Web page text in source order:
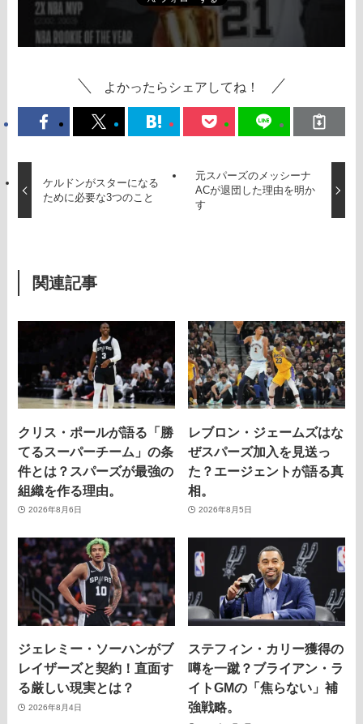
よかったらシェアしてね！
ケルドンがスターになる
ために必要な3つのこと
元スパーズのメッシーナ
ACが退団した理由を明か
す
関連記事
クリス・ポールが語る「勝
てるスーパーチーム」の条
件とは？スパーズが最強の
組織を作る理由。
2026年8月6日
レブロン・ジェームズはな
ぜスパーズ加入を見送っ
た？エージェントが語る真
相。
2026年8月5日
ジェレミー・ソーハンがブ
レイザーズと契約！直面す
る厳しい現実とは？
2026年8月4日
ステフィン・カリー獲得の
噂を一蹴？ブライアン・ラ
イトGMの「焦らない」補
強戦略。